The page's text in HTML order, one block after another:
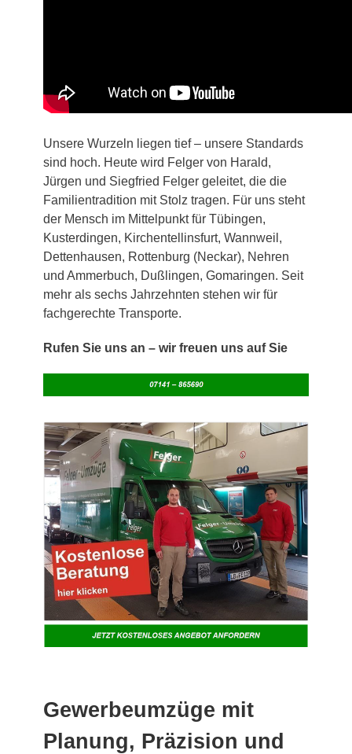
Unsere Wurzeln liegen tief – unsere Standards
sind hoch. Heute wird Felger von Harald,
Jürgen und Siegfried Felger geleitet, die die
Familientradition mit Stolz tragen. Für uns steht
der Mensch im Mittelpunkt für Tübingen,
Kusterdingen, Kirchentellinsfurt, Wannweil,
Dettenhausen, Rottenburg (Neckar), Nehren
und Ammerbuch, Dußlingen, Gomaringen. Seit
mehr als sechs Jahrzehnten stehen wir für
fachgerechte Transporte.
Rufen Sie uns an – wir freuen uns auf Sie
Gewerbeumzüge mit
Planung, Präzision und